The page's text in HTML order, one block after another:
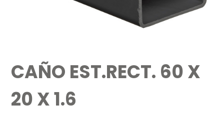
CAÑO EST.RECT. 60 X
20 X 1.6